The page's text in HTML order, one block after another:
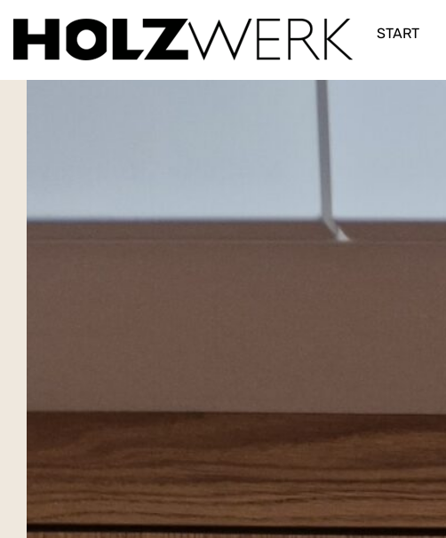
START
Eichentür2